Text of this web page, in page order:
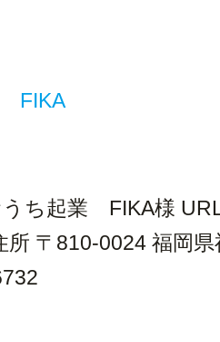
FIKA
ち起業 FIKA様
所 〒810-0024 福岡